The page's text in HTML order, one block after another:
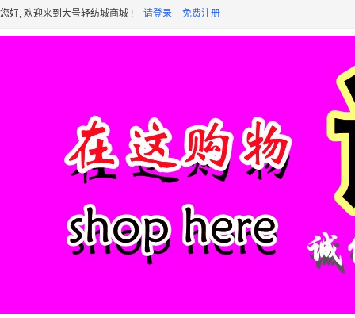
您好, 欢迎来到大号轻纺城商城 ! 请登录 免费注册